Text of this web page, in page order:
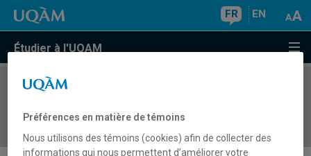
FR EN
Étudier à l'UQAM
COURS//
organisations
Préférences en matière de témoins
Nous utilisons des témoins (cookies) afin de collecter des
informations qui nous permettent d’améliorer votre